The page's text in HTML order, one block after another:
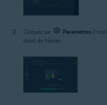
Cliquez sur Paramètres
droit de l’écran.